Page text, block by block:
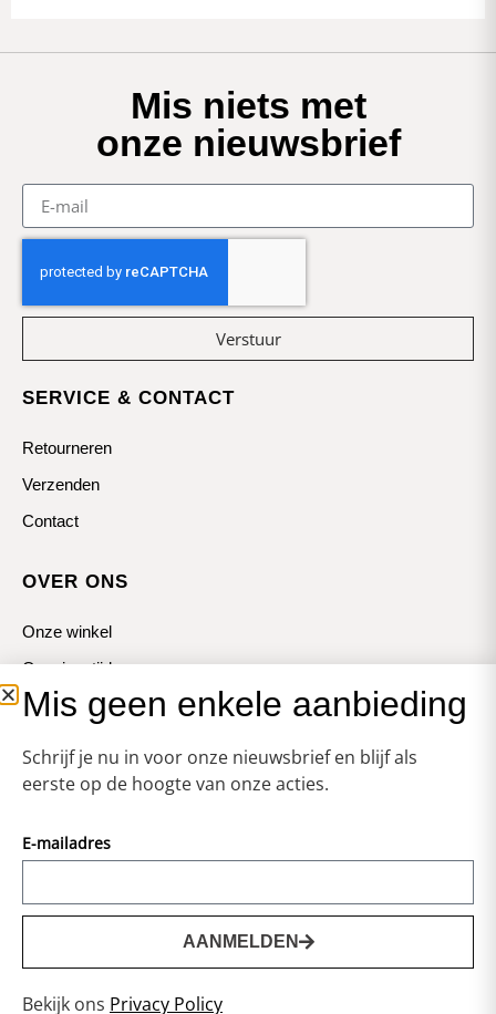
Mis niets met
onze nieuwsbrief
Verstuur
SERVICE & CONTACT
Retourneren
Verzenden
Contact
OVER ONS
Onze winkel
Openingstijden
Koopzondagen
Vormgeving & Techniek:
Voorwaarden
Mis geen enkele aanbieding
Schrijf je nu in voor onze nieuwsbrief en blijf als
eerste op de hoogte van onze acties.
E-mailadres
AANMELDEN
Bekijk ons Privacy Policy